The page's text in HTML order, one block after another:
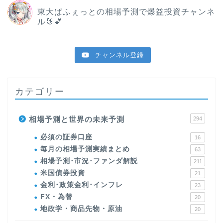
東大ぱふぇっとの相場予測で爆益投資チャンネ
ル🐰💕
チャンネル登録
カテゴリー
相場予測と世界の未来予測 294
必須の証券口座 16
毎月の相場予測実績まとめ 63
相場予測･市況･ファンダ解説 211
米国債券投資 21
金利･政策金利･インフレ 23
FX・為替 20
地政学・商品先物・原油 20